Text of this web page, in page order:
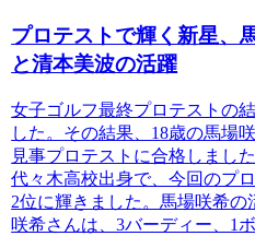
プロテストで輝く新星、
と清本美波の活躍
女子ゴルフ最終プロテストの
した。その結果、18歳の馬場
見事プロテストに合格しまし
代々木高校出身で、今回のプ
2位に輝きました。馬場咲希の
咲希さんは、3バーディー、1